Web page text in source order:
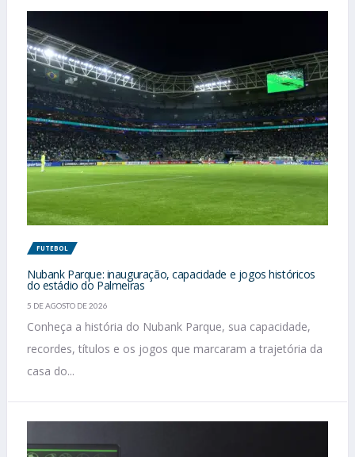
FUTEBOL
Nubank Parque: inauguração, capacidade e jogos históricos
do estádio do Palmeiras
5 DE AGOSTO DE 2026
Conheça a história do Nubank Parque, sua capacidade,
recordes, títulos e os jogos que marcaram a trajetória da
casa do...